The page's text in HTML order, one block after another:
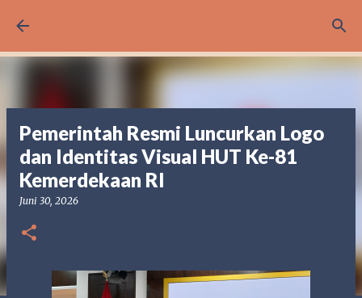
Pemerintah Resmi Luncurkan Logo
dan Identitas Visual HUT Ke-81
Kemerdekaan RI
Juni 30, 2026